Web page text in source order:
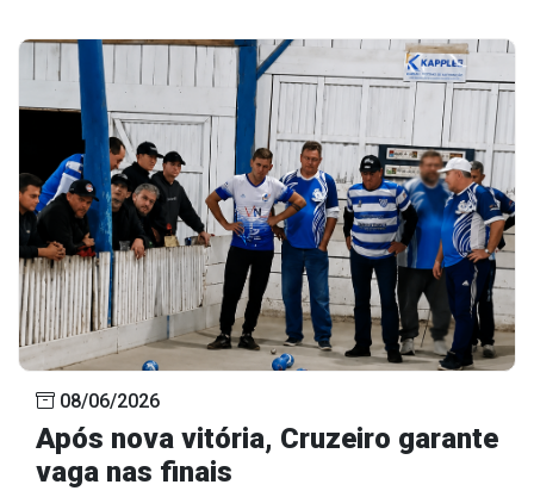
08/06/2026
Após nova vitória, Cruzeiro garante
vaga nas finais